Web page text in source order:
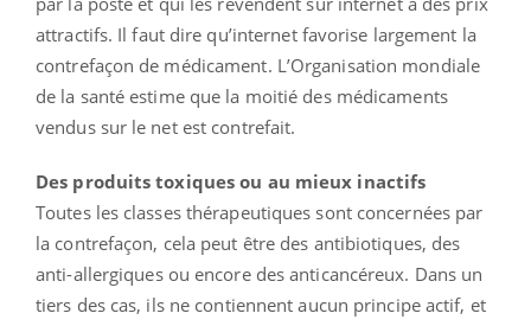
attractifs. Il faut dire qu’internet favorise largement la
contrefaçon de médicament. L’Organisation mondiale
de la santé estime que la moitié des médicaments
vendus sur le net est contrefait.
Des produits toxiques ou au mieux inactifs
Toutes les classes thérapeutiques sont concernées par
la contrefaçon, cela peut être des antibiotiques, des
anti-allergiques ou encore des anticancéreux. Dans un
tiers des cas, ils ne contiennent aucun principe actif, et